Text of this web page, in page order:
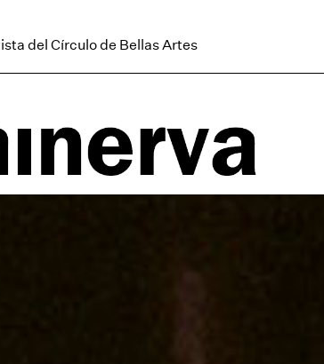
del Círculo de Bellas Artes